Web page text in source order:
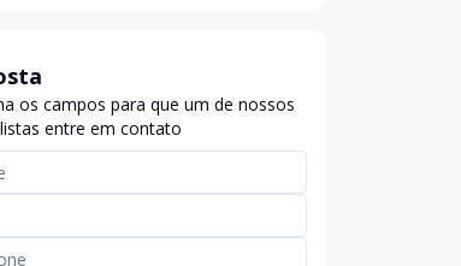
os campos para que um de nossos
entre em contato